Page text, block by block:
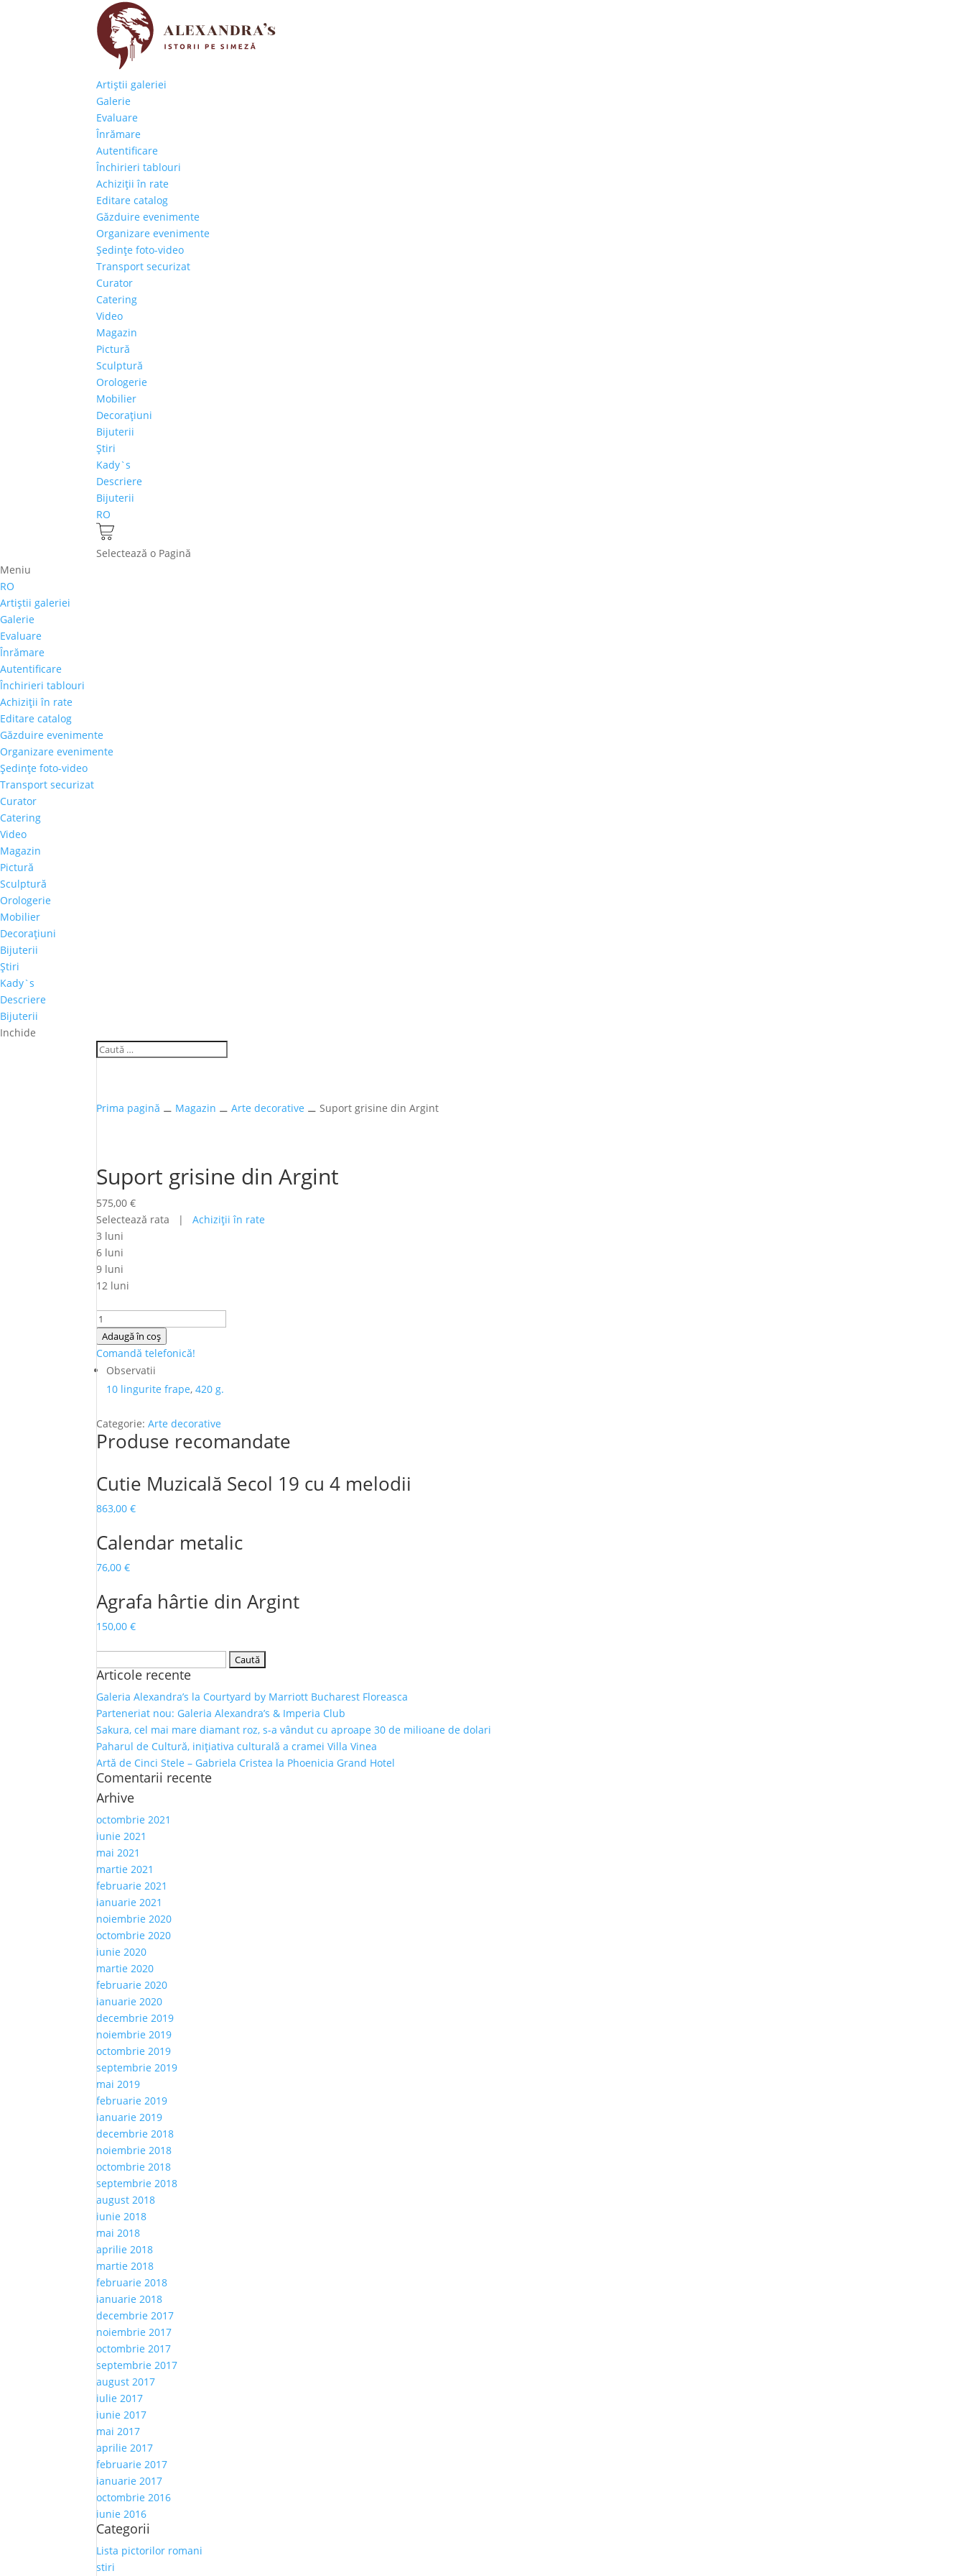
Artiştii galeriei
Galerie
Evaluare
Înrămare
Autentificare
Închirieri tablouri
Achiziţii în rate
Editare catalog
Găzduire evenimente
Organizare evenimente
Şedinţe foto-video
Transport securizat
Curator
Catering
Video
Magazin
Pictură
Sculptură
Orologerie
Mobilier
Decoraţiuni
Bijuterii
Ştiri
Kady`s
Descriere
Bijuterii
RO
Selectează o Pagină
Meniu
RO
Artiştii galeriei
Galerie
Evaluare
Înrămare
Autentificare
Închirieri tablouri
Achiziţii în rate
Editare catalog
Găzduire evenimente
Organizare evenimente
Şedinţe foto-video
Transport securizat
Curator
Catering
Video
Magazin
Pictură
Sculptură
Orologerie
Mobilier
Decoraţiuni
Bijuterii
Ştiri
Kady`s
Descriere
Bijuterii
Inchide
Prima pagină ⚊ Magazin ⚊Arte decorative ⚊ Suport grisine din Argint
Suport grisine din Argint
575,00€
Selectează rata |Achiziţii în rate
3 luni
6 luni
9 luni
12 luni
Cantitate
Suport
grisine
din
Argint
Adaugă în coș
Comandă telefonică!
Observatii
10 lingurite frape,420 g.
Categorie:Arte decorative
Produse recomandate
Cutie Muzicală Secol 19 cu 4 melodii
863,00€
Calendar metalic
76,00€
Agrafa hârtie din Argint
150,00€
după:
Articole recente
Galeria Alexandra’s la Courtyard by Marriott Bucharest Floreasca
Parteneriat nou: Galeria Alexandra’s & Imperia Club
Sakura, cel mai mare diamant roz, s-a vândut cu aproape 30 de milioane de dolari
Paharul de Cultură, inițiativa culturală a cramei Villa Vinea
Artă de Cinci Stele – Gabriela Cristea la Phoenicia Grand Hotel
Comentarii recente
Arhive
octombrie 2021
iunie 2021
mai 2021
martie 2021
februarie 2021
ianuarie 2021
noiembrie 2020
octombrie 2020
iunie 2020
martie 2020
februarie 2020
ianuarie 2020
decembrie 2019
noiembrie 2019
octombrie 2019
septembrie 2019
mai 2019
februarie 2019
ianuarie 2019
decembrie 2018
noiembrie 2018
octombrie 2018
septembrie 2018
august 2018
iunie 2018
mai 2018
aprilie 2018
martie 2018
februarie 2018
ianuarie 2018
decembrie 2017
noiembrie 2017
octombrie 2017
septembrie 2017
august 2017
iulie 2017
iunie 2017
mai 2017
aprilie 2017
februarie 2017
ianuarie 2017
octombrie 2016
iunie 2016
Categorii
Lista pictorilor romani
stiri